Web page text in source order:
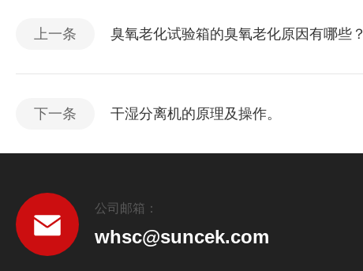
上一条 臭氧老化试验箱的臭氧老化原因有哪些？
下一条 干湿分离机的原理及操作。
公司邮箱：
whsc@suncek.com